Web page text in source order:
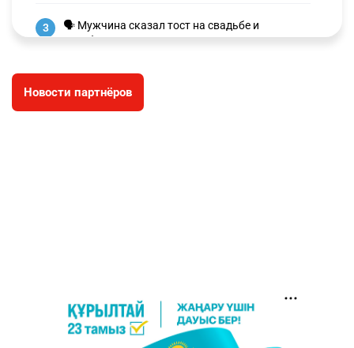
3
🗣 Мужчина сказал тост на свадьбе и
заработал уголовное дело
🐏 Скота больше, а мясо дороже. Почему в
Казахстане продолжают расти цены на
2744 2
Новости партнёров